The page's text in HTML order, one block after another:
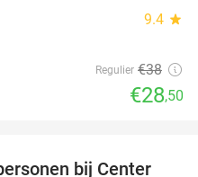
9.4 star
Regulier €38
€28,50
bij Center